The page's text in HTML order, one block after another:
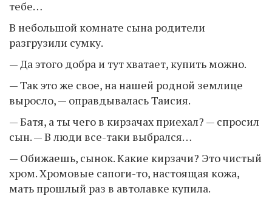
тебе…
В небольшой комнате сына родители
разгрузили сумку.
— Да этого добра и тут хватает, купить можно.
— Так это же свое, на нашей родной землице
выросло, — оправдывалась Таисия.
— Батя, а ты чего в кирзачах приехал? — спросил
сын. — В люди все-таки выбрался…
— Обижаешь, сынок. Какие кирзачи? Это чистый
хром. Хромовые сапоги-то, настоящая кожа,
мать прошлый раз в автолавке купила.